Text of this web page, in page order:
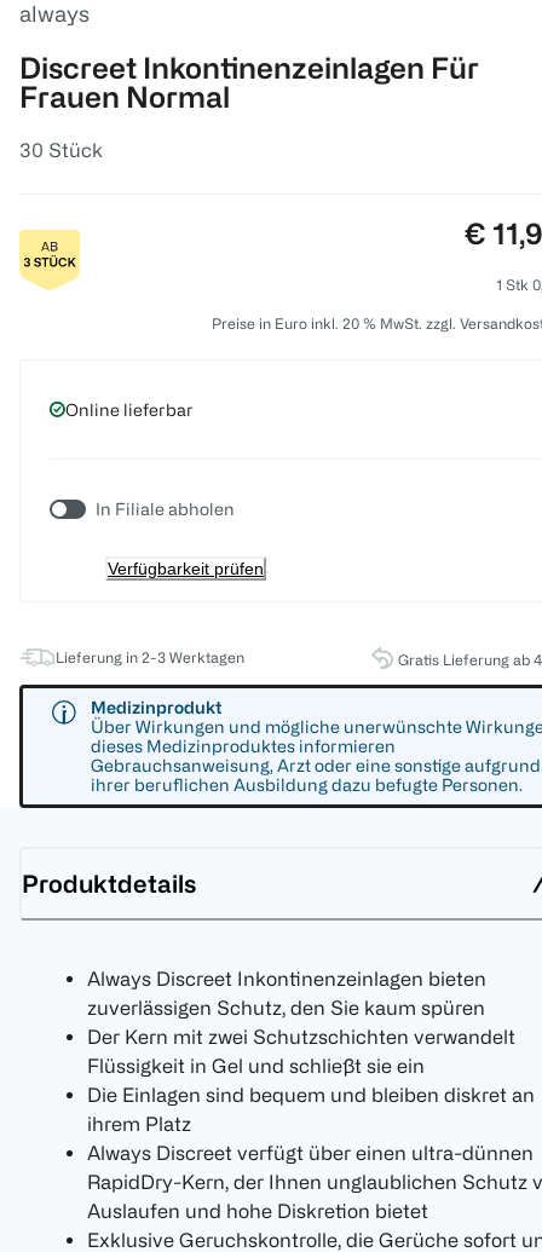
always
Discreet Inkontinenzeinlagen Für
Frauen Normal
30 Stück
Preis:
€
1 Stk
Preise in Euro inkl. 20 % MwSt. zzgl.
Online lieferbar
In Filiale abholen
Verfügbarkeit prüfen
Lieferung in 2-3 Werktagen Gratis Lieferung ab
Medizinprodukt
Über Wirkungen und mögliche unerwünschte
dieses Medizinproduktes informieren
Gebrauchsanweisung, Arzt oder eine sonstige aufgrund
ihrer beruflichen Ausbildung dazu befugte Personen.
Produktdetails
Always Discreet Inkontinenzeinlagen bieten
zuverlässigen Schutz, den Sie kaum spüren
Der Kern mit zwei Schutzschichten verwandelt
Flüssigkeit in Gel und schließt sie ein
Die Einlagen sind bequem und bleiben diskret an
ihrem Platz
Always Discreet verfügt über einen ultra-dünnen
RapidDry-Kern, der Ihnen unglaublichen Schutz
Auslaufen und hohe Diskretion bietet
Exklusive Geruchskontrolle, die Gerüche sofort